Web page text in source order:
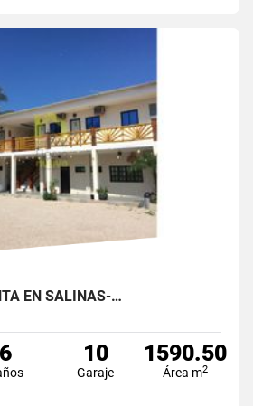
EN SALINAS-…
6 10
Garaje
1590.50
Área m2